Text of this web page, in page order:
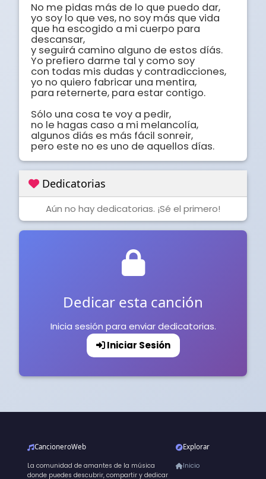
No me pidas más de lo que puedo dar,
yo soy lo que ves, no soy más que vida
que ha escogido a mi cuerpo para
descansar,
y seguirá camino alguno de estos díás.
Yo prefiero darme tal y como soy
con todas mis dudas y contradicciones,
yo no quiero fabricar una mentira,
para reternerte, para estar contigo.
Sólo una cosa te voy a pedir,
no le hagas caso a mi melancolía,
algunos diás es más fácil sonreir,
pero este no es uno de aquellos días.
Dedicatorias
Aún no hay dedicatorias. ¡Sé el primero!
Dedicar esta canción
Inicia sesión para enviar dedicatorias.
Iniciar Sesión
CancioneroWeb
La comunidad de amantes de la música
donde puedes descubrir, compartir y dedicar
Explorar
Inicio